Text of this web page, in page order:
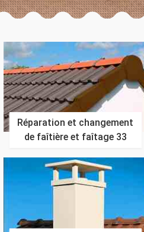
Réparation et changement
de faîtière et faîtage 33